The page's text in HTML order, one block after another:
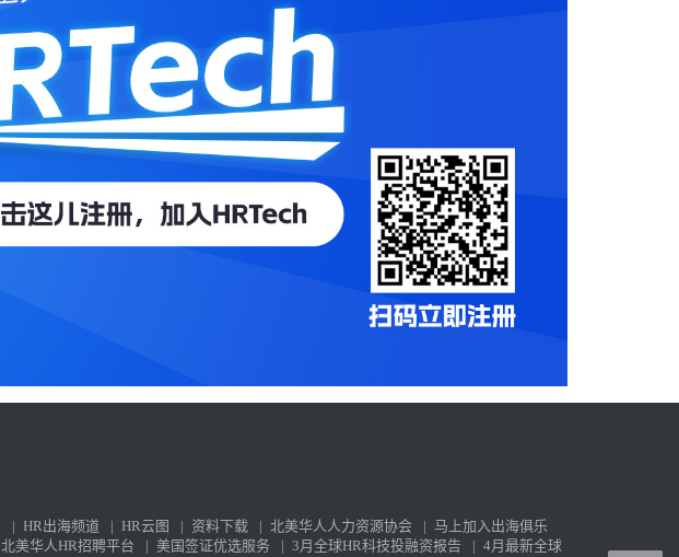
| HR出海频道 | HR云图 | 资料下载 | 北美华人人力资源协会 | 马上加入出海俱乐
北美华人HR招聘平台 | 美国签证优选服务 | 3月全球HR科技投融资报告 | 4月最新全球